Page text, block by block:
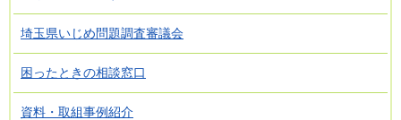
埼玉県いじめ問題調査審議会
困ったときの相談窓口
資料・取組事例紹介